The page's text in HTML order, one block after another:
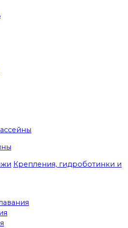
Крепления, гидроботинки и